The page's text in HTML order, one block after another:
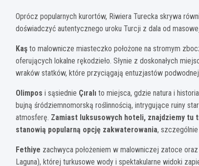
Oprócz popularnych kurortów, Riwiera Turecka skrywa
doświadczyć autentycznego uroku Turcji z dala od
Kaş to malownicze miasteczko położone na stromym
oferujących lokalne rękodzieło. Słynie z doskonałych
wraków statków, które przyciągają entuzjastów
Olimpos i sąsiednie Çıralı to miejsca, gdzie natura i
bujną śródziemnomorską roślinnością, intrygujące ruiny
atmosferę. Zamiast luksusowych hoteli, znajdziemy
stanowią popularną opcję zakwaterowania,
Fethiye zachwyca położeniem w malowniczej zatoce
Laguna), której turkusowe wody i spektakularne widoki